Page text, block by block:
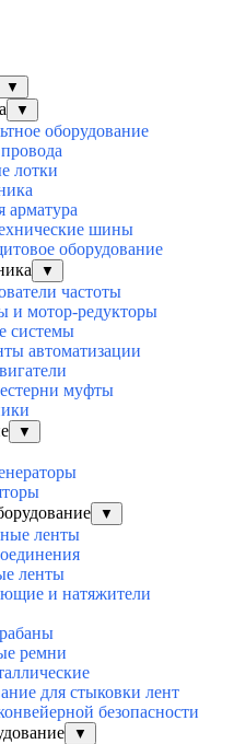
▼
▼
оборудование
лотки
арматура
шины
оборудование
▼
частоты
и мотор-редукторы
системы
автоматизации
муфты
▼
▼
ленты
ленты
и натяжители
ремни
для стыковки лент
безопасности
▼